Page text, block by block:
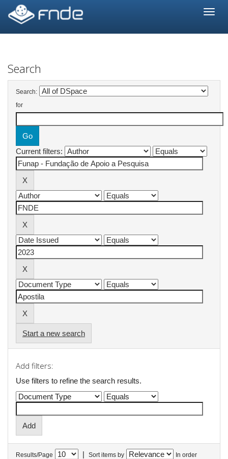
navigation
Search
Search:
for
Current filters:
Start a new search
Add filters:
Use filters to refine the search results.
Results/Page | Sort items by In order